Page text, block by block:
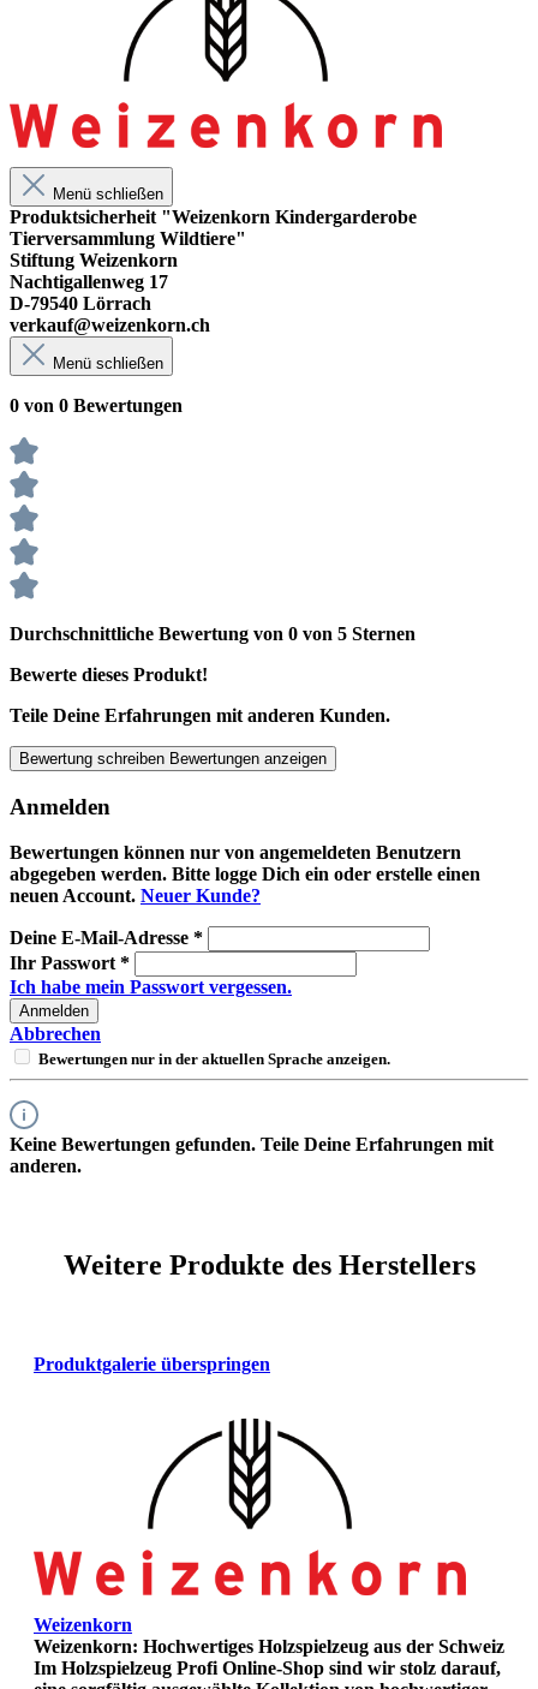
Menü schließen
Produktsicherheit "Weizenkorn Kindergarderobe
Tierversammlung Wildtiere"
Stiftung Weizenkorn
Nachtigallenweg 17
D-79540 Lörrach
verkauf@weizenkorn.ch
Menü schließen
0 von 0 Bewertungen
Durchschnittliche Bewertung von 0 von 5 Sternen
Bewerte dieses Produkt!
Teile Deine Erfahrungen mit anderen Kunden.
Bewertung schreiben Bewertungen anzeigen
Anmelden
Bewertungen können nur von angemeldeten Benutzern
abgegeben werden. Bitte logge Dich ein oder erstelle einen
neuen Account. Neuer Kunde?
Deine E-Mail-Adresse *
Ihr Passwort *
Ich habe mein Passwort vergessen.
Anmelden
Abbrechen
Bewertungen nur in der aktuellen Sprache anzeigen.
Keine Bewertungen gefunden. Teile Deine Erfahrungen mit
anderen.
Weitere Produkte des Herstellers
Produktgalerie überspringen
Weizenkorn
Weizenkorn: Hochwertiges Holzspielzeug aus der Schweiz
Im Holzspielzeug Profi Online-Shop sind wir stolz darauf,